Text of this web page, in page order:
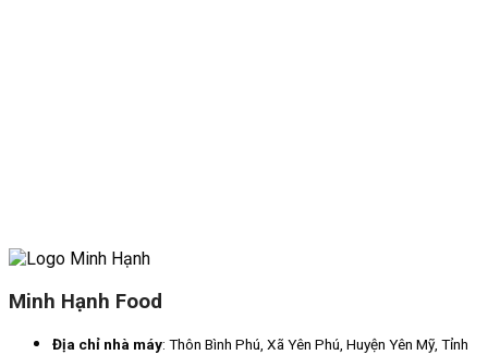
Minh Hạnh Food
Địa chỉ nhà máy: Thôn Bình Phú, Xã Yên Phú, Huyện Yên Mỹ, Tỉnh